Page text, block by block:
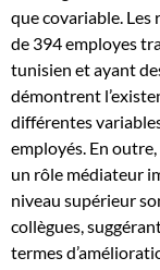
entre
le
style
de
leadership
transformationnel
et
la
créativité
des
que covariable. Les
de 394 employes
tunisien et ayant
démontrent
différentes
employés. En
un rôle médiateur
niveau supérieur
collègues,
termes